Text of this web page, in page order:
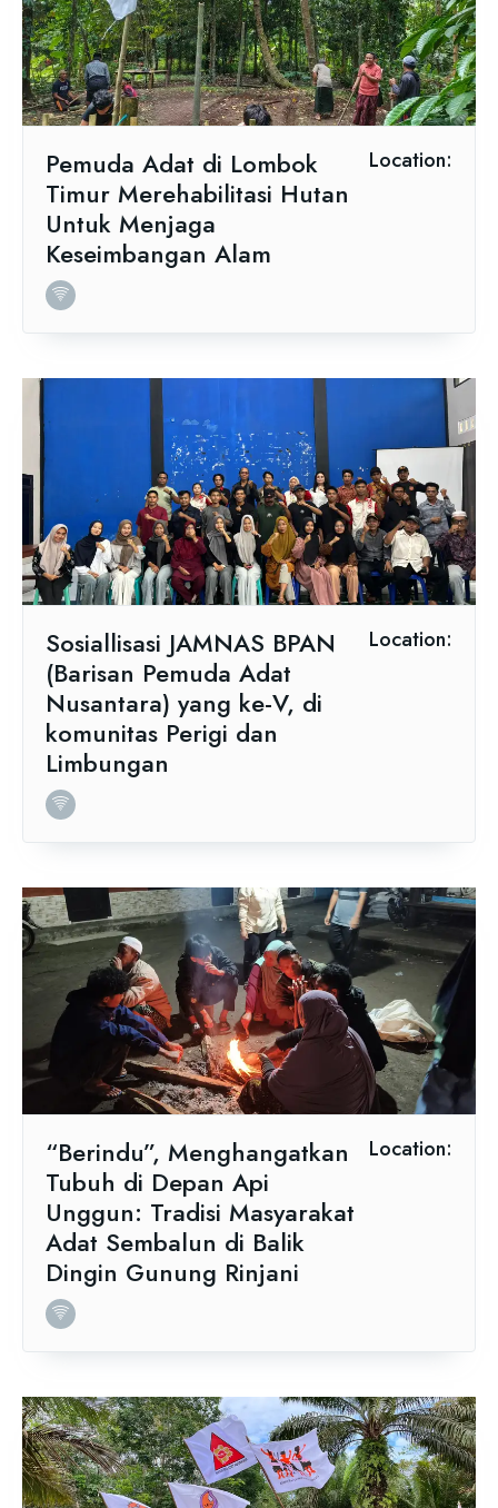
Pemuda Adat di Lombok
Timur Merehabilitasi Hutan
Untuk Menjaga
Keseimbangan Alam
Location:
Sosiallisasi JAMNAS BPAN
(Barisan Pemuda Adat
Nusantara) yang ke-V, di
komunitas Perigi dan
Limbungan
Location:
“Berindu”, Menghangatkan
Tubuh di Depan Api
Unggun: Tradisi Masyarakat
Adat Sembalun di Balik
Dingin Gunung Rinjani
Location: